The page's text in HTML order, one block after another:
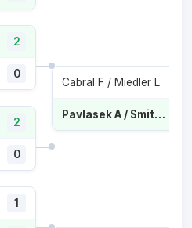
2
0
2
0
1
Cabral F / Miedler L
Pavlasek A / Smith J-P